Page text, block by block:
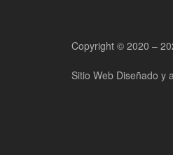
Copyright © 2020 –
Sitio Web Diseñado y